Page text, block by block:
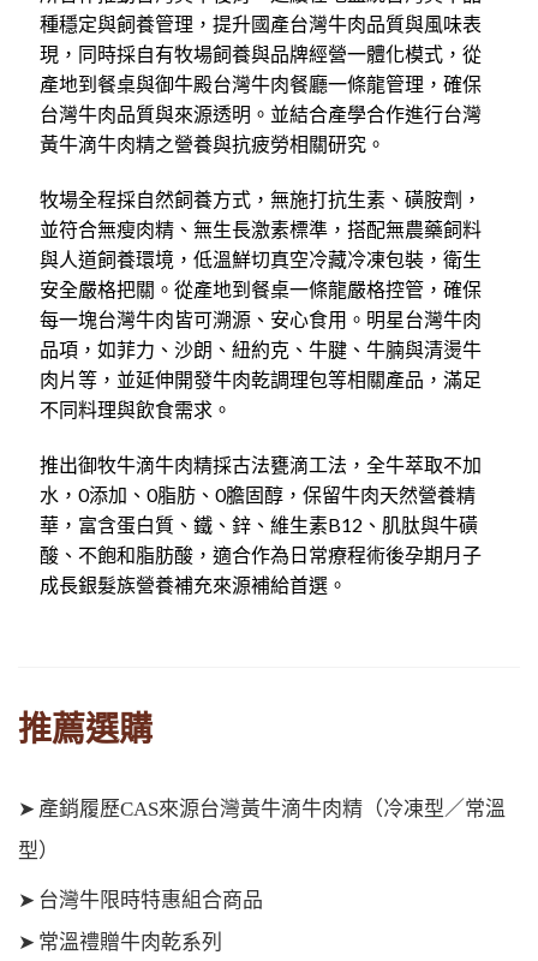
種穩定與飼養管理，提升國產台灣牛肉品質與風味表
現，同時採自有牧場飼養與品牌經營一體化模式，從
產地到餐桌與御牛殿台灣牛肉餐廳一條龍管理，確保
台灣牛肉品質與來源透明。並結合產學合作進行台灣
黃牛滴牛肉精之營養與抗疲勞相關研究。
牧場全程採自然飼養方式，無施打抗生素、磺胺劑，
並符合無瘦肉精、無生長激素標準，搭配無農藥飼料
與人道飼養環境，低溫鮮切真空冷藏冷凍包裝，衛生
安全嚴格把關。從產地到餐桌一條龍嚴格控管，確保
每一塊台灣牛肉皆可溯源、安心食用。明星台灣牛肉
品項，如菲力、沙朗、紐約克、牛腱、牛腩與清燙牛
肉片等，並延伸開發牛肉乾調理包等相關產品，滿足
不同料理與飲食需求。
推出御牧牛滴牛肉精採古法甕滴工法，全牛萃取不加
水，0添加、0脂肪、0膽固醇，保留牛肉天然營養精
華，富含蛋白質、鐵、鋅、維生素B12、肌肽與牛磺
酸、不飽和脂肪酸，適合作為日常療程術後孕期月子
成長銀髮族營養補充來源補給首選。
推薦選購
➤ 產銷履歷CAS來源台灣黃牛滴牛肉精（冷凍型／常溫
型）
➤ 台灣牛限時特惠組合商品
➤ 常溫禮贈牛肉乾系列